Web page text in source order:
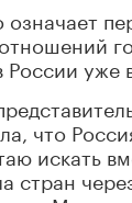
России уже
что
искать
стран